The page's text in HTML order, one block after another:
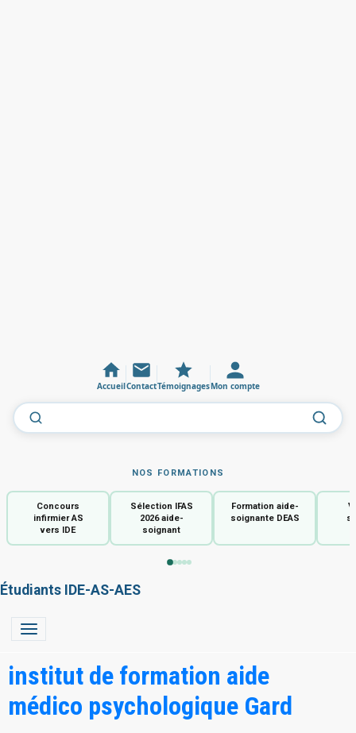
AccueilContactTémoignagesMon compte
NOS FORMATIONS
Concours
infirmier AS
vers IDE
Sélection IFAS
2026 aide-
soignant
Formation aide-
soignante DEAS
Étudiants IDE-AS-AES
institut de formation aide
médico psychologique Gard